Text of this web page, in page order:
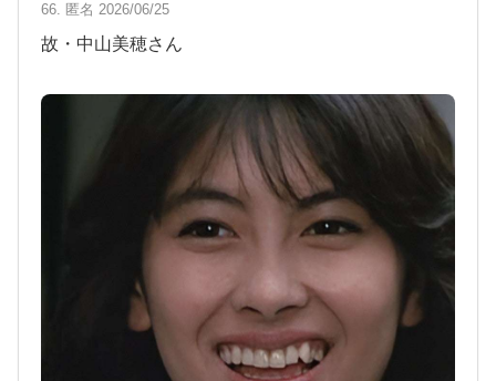
66. 匿名 2026/06/25
故・中山美穂さん